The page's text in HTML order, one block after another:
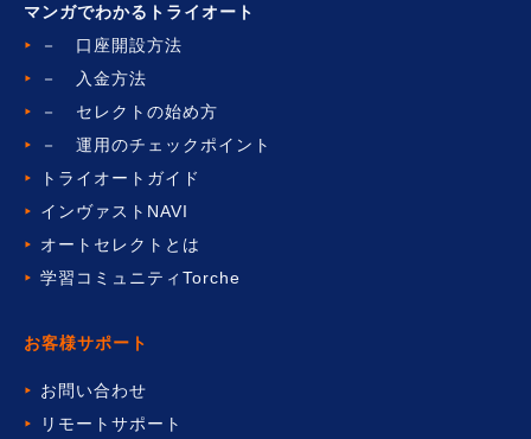
マンガでわかるトライオート
－ 口座開設方法
－ 入金方法
－ セレクトの始め方
－ 運用のチェックポイント
トライオートガイド
インヴァストNAVI
オートセレクトとは
学習コミュニティTorche
お客様サポート
お問い合わせ
リモートサポート